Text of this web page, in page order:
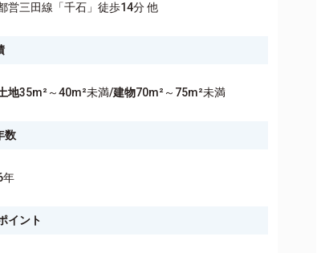
営三田線「千石」徒歩14分 他
地35m²～40m²未満/建物70m²～75m²未満
数
年
イント